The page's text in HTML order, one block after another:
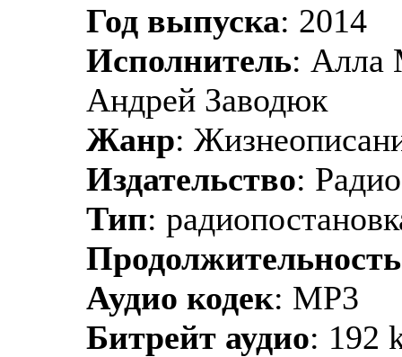
Год выпуска: 2014
Исполнитель: Алла
Андрей Заводюк
Жанр:
Издательство:
Тип:
Продолжительность
Аудио кодек: MP3
Битрейт аудио: 192